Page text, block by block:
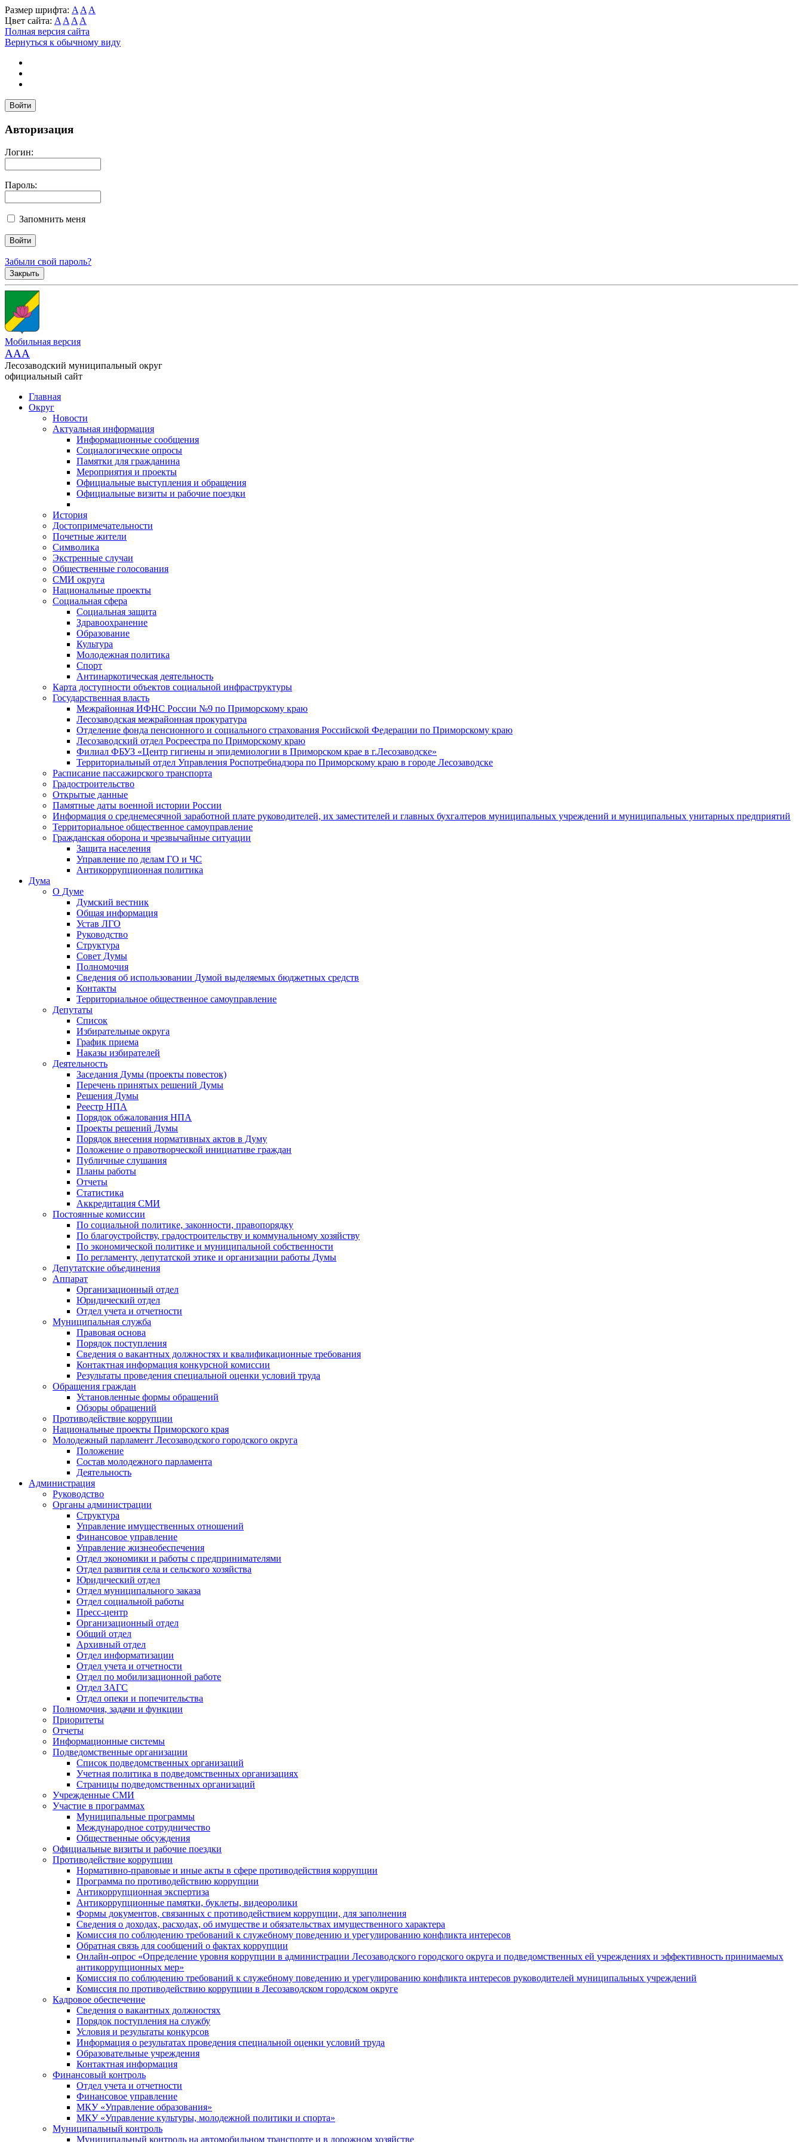
Размер шрифта: A A A
Цвет сайта: A A A A
Полная версия сайта
Вернуться к обычному виду
Войти
Авторизация
Логин:
Пароль:
Запомнить меня
Забыли свой пароль?
Закрыть
Мобильная версия
AAA
Лесозаводский муниципальный округ
официальный сайт
Главная
Округ
Новости
Актуальная информация
Информационные сообщения
Социалогические опросы
Памятки для гражданина
Мероприятия и проекты
Официальные выступления и обращения
Официальные визиты и рабочие поездки
История
Достопримечательности
Почетные жители
Символика
Экстренные случаи
Общественные голосования
СМИ округа
Национальные проекты
Социальная сфера
Социальная защита
Здравоохранение
Образование
Культура
Молодежная политика
Спорт
Антинаркотическая деятельность
Карта доступности объектов социальной инфраструктуры
Государственная власть
Межрайонная ИФНС России №9 по Приморскому краю
Лесозаводская межрайонная прокуратура
Отделение фонда пенсионного и социального страхования Российской Федерации по Приморскому краю
Лесозаводский отдел Росреестра по Приморскому краю
Филиал ФБУЗ «Центр гигиены и эпидемиологии в Приморском крае в г.Лесозаводске»
Территориальный отдел Управления Роспотребнадзора по Приморскому краю в городе Лесозаводске
Расписание пассажирского транспорта
Градостроительство
Открытые данные
Памятные даты военной истории России
Информация о среднемесячной заработной плате руководителей, их заместителей и главных бухгалтеров муниципальных учреждений и муниципальных унитарных предприятий
Территориальное общественное самоуправление
Гражданская оборона и чрезвычайные ситуации
Защита населения
Управление по делам ГО и ЧС
Антикоррупционная политика
Дума
О Думе
Думский вестник
Общая информация
Устав ЛГО
Руководство
Структура
Совет Думы
Полномочия
Сведения об использовании Думой выделяемых бюджетных средств
Контакты
Территориальное общественное самоуправление
Депутаты
Список
Избирательные округа
График приема
Наказы избирателей
Деятельность
Заседания Думы (проекты повесток)
Перечень принятых решений Думы
Решения Думы
Реестр НПА
Порядок обжалования НПА
Проекты решений Думы
Порядок внесения нормативных актов в Думу
Положение о правотворческой инициативе граждан
Публичные слушания
Планы работы
Отчеты
Статистика
Аккредитация СМИ
Постоянные комиссии
По социальной политике, законности, правопорядку
По благоустройству, градостроительству и коммунальному хозяйству
По экономической политике и муниципальной собственности
По регламенту, депутатской этике и организации работы Думы
Депутатские объединения
Аппарат
Организационный отдел
Юридический отдел
Отдел учета и отчетности
Муниципальная служба
Правовая основа
Порядок поступления
Сведения о вакантных должностях и квалификационные требования
Контактная информация конкурсной комиссии
Результаты проведения специальной оценки условий труда
Обращения граждан
Установленные формы обращений
Обзоры обращений
Противодействие коррупции
Национальные проекты Приморского края
Молодежный парламент Лесозаводского городского округа
Положение
Состав молодежного парламента
Деятельность
Администрация
Руководство
Органы администрации
Структура
Управление имущественных отношений
Финансовое управление
Управление жизнеобеспечения
Отдел экономики и работы с предпринимателями
Отдел развития села и сельского хозяйства
Юридический отдел
Отдел муниципального заказа
Отдел социальной работы
Пресс-центр
Организационный отдел
Общий отдел
Архивный отдел
Отдел информатизации
Отдел учета и отчетности
Отдел по мобилизационной работе
Отдел ЗАГС
Отдел опеки и попечительства
Полномочия, задачи и функции
Приоритеты
Отчеты
Информационные системы
Подведомственные организации
Список подведомственных организаций
Учетная политика в подведомственных организациях
Страницы подведомственных организаций
Учрежденные СМИ
Участие в программах
Муниципальные программы
Международное сотрудничество
Общественные обсуждения
Официальные визиты и рабочие поездки
Противодействие коррупции
Нормативно-правовые и иные акты в сфере противодействия коррупции
Программа по противодействию коррупции
Антикоррупционная экспертиза
Антикоррупционные памятки, буклеты, видеоролики
Формы документов, связанных с противодействием коррупции, для заполнения
Сведения о доходах, расходах, об имуществе и обязательствах имущественного характера
Комиссия по соблюдению требований к служебному поведению и урегулированию конфликта интересов
Обратная связь для сообщений о фактах коррупции
Онлайн-опрос «Определение уровня коррупции в администрации Лесозаводского городского округа и подведомственных ей учреждениях и эффективность принимаемых
антикоррупционных мер»
Комиссия по соблюдению требований к служебному поведению и урегулированию конфликта интересов руководителей муниципальных учреждений
Комиссия по противодействию коррупции в Лесозаводском городском округе
Кадровое обеспечение
Сведения о вакантных должностях
Порядок поступления на службу
Условия и результаты конкурсов
Информация о результатах проведения специальной оценки условий труда
Образовательные учреждения
Контактная информация
Финансовый контроль
Отдел учета и отчетности
Финансовое управление
МКУ «Управление образования»
МКУ «Управление культуры, молодежной политики и спорта»
Муниципальный контроль
Муниципальный контроль на автомобильном транспорте и в дорожном хозяйстве